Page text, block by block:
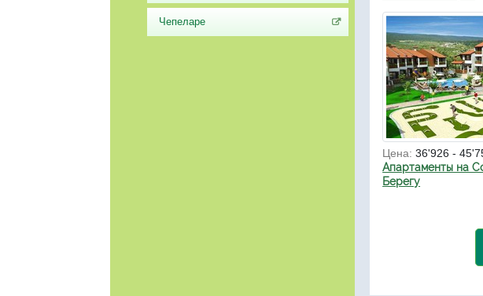
Чепеларе
Цена: 36'926 -
Апартаменты на
Берегу